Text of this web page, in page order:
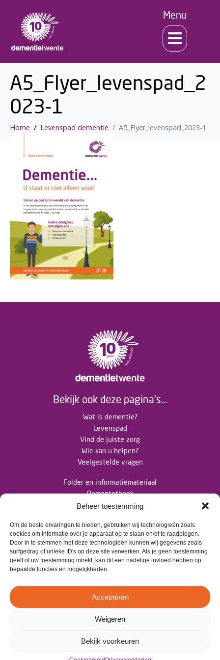
Beheer toestemming
Om de beste ervaringen te bieden, gebruiken wij technologieën zoals
cookies om informatie over je apparaat op te slaan en/of te raadplegen.
Door in te stemmen met deze technologieën kunnen wij gegevens zoals
surfgedrag of unieke ID's op deze site verwerken. Als je geen toestemming
geeft of uw toestemming intrekt, kan dit een nadelige invloed hebben op
bepaalde functies en mogelijkheden.
Accepteren
Weigeren
Bekijk voorkeuren
Menu
A5_Flyer_levenspad_2
023-1
Home Levenspad dementie A5_Flyer_levenspad_2023-1
Bekijk ook deze pagina's...
Wat is dementie?
Levenspad
Vind de juiste zorg
Wie kan u helpen?
Veelgestelde vragen
Folder en informatiemateriaal
Dementotheek
Nieuwsberichten
Contact
>info@dementietwente.nl
>
Cookiebeleid(EU)